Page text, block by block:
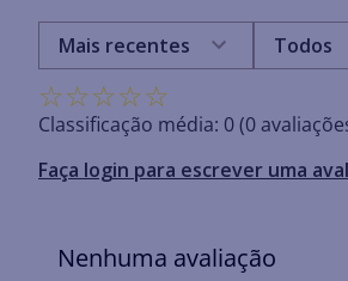
☆☆☆☆☆
Classificação média: 0(0
Faça login para escrever uma
Mais recentes Todos
Nenhuma avaliação